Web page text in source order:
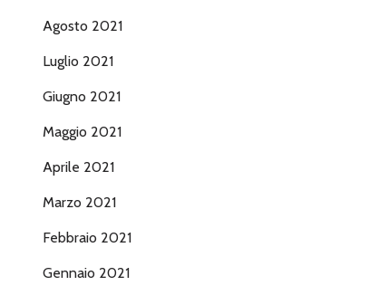
Agosto 2021
Luglio 2021
Giugno 2021
Maggio 2021
Aprile 2021
Marzo 2021
Febbraio 2021
Gennaio 2021